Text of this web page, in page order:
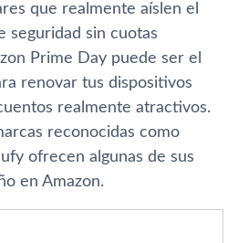
que realmente aíslen el
seguridad sin cuotas
Prime Day puede ser el
renovar tus dispositivos
realmente atractivos.
reconocidas como
ofrecen algunas de sus
en Amazon.